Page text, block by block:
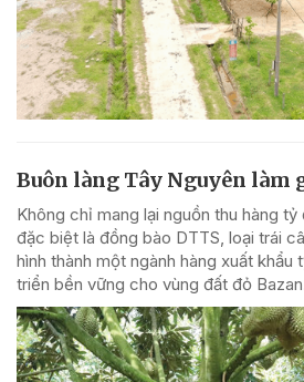
Buôn làng Tây Nguyên làm
Không chỉ mang lại nguồn thu hàng tỷ
đặc biệt là đồng bào DTTS, loại trái
hình thành một ngành hàng xuất
triển bền vững cho vùng đất đỏ